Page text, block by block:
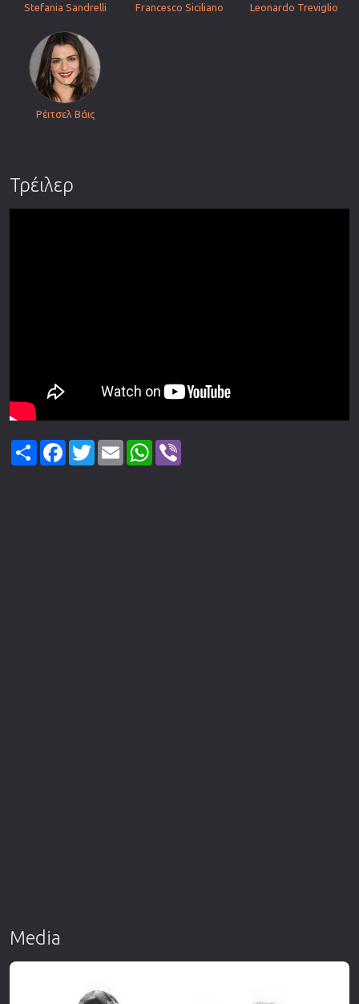
Stefania Sandrelli Francesco Siciliano Leonardo Treviglio
Ρέιτσελ Βάις
Τρέιλερ
ShareFacebook
TwitterEmail WhatsApp
Media